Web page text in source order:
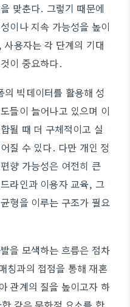
맞춘다. 그렇기 때문에
이나 지속 가능성을 높이
용자는 각 단계의 기대
이 중요하다.
빅데이터를 활용해 성
들이 늘어나고 있으며 이
될 때 더 구체적이고 실
질 수 있다. 다만 개인 정
향 가능성은 여전히 큰
라인과 이용자 교육, 그
형을 이루는 구조가 필요
을 모색하는 흐름은 점차
칭과의 접점을 통해 재혼
관계의 질을 높이고자 하